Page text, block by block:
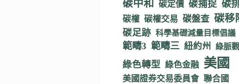
碳中和 碳定價 碳捕捉 碳
碳權 碳權交易 碳盤查 碳移
碳足跡 科學基礎減量目標倡議
範疇3 範疇三 紐約州 綠脈
綠色轉型 綠色金融 美國
美國證券交易委員會 聯合國